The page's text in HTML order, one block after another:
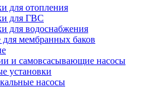
для отопления
для ГВС
для водоснабжения
мембранных баков
и самовсасывающие насосы
установки
насосы